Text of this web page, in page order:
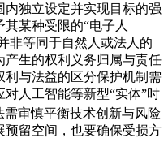
独立设定并实现目标的强
某种受限的“电子人
非等同于自然人或法人的
产生的权利义务归属与责任
与法益的区分保护机制需
人工智能等新型“实体”时
需审慎平衡技术创新与风险
预留空间，也要确保受损方